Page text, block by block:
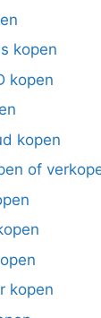
kopen
kopen
kopen
of
kopen